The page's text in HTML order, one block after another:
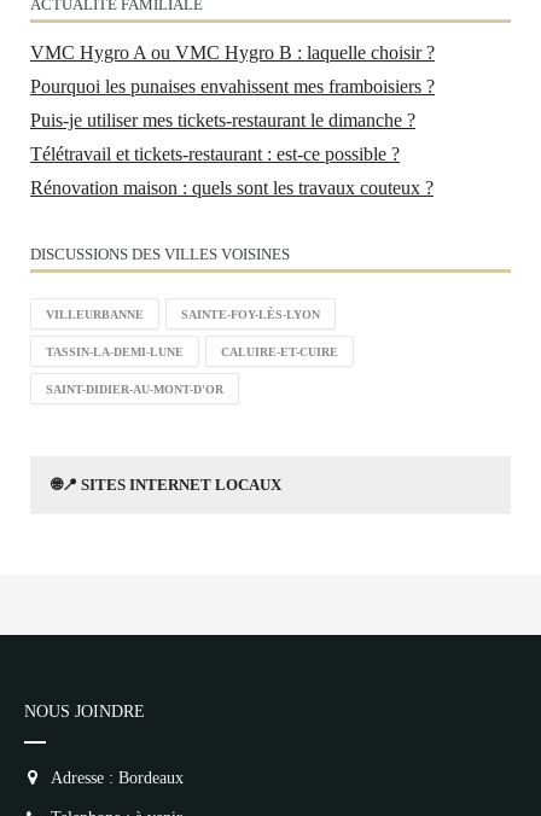
ACTUALITÉ FAMILIALE
VMC Hygro A ou VMC Hygro B : laquelle choisir ?
Pourquoi les punaises envahissent mes framboisiers ?
Puis-je utiliser mes tickets-restaurant le dimanche ?
Télétravail et tickets-restaurant : est-ce possible ?
Rénovation maison : quels sont les travaux couteux ?
DISCUSSIONS DES VILLES VOISINES
VILLEURBANNE SAINTE-FOY-LÈS-LYON
TASSIN-LA-DEMI-LUNE CALUIRE-ET-CUIRE
SAINT-DIDIER-AU-MONT-D'OR
🌐📍 SITES INTERNET LOCAUX
NOUS JOINDRE
Adresse : Bordeaux